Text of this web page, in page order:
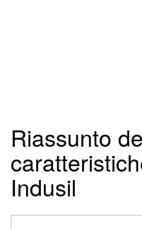
Riassunto
Indusil